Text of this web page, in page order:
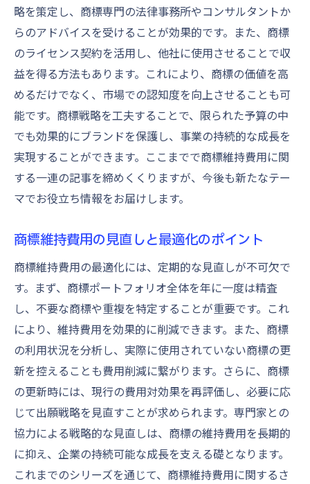
略を策定し、商標専門の法律事務所やコンサルタントか
らのアドバイスを受けることが効果的です。また、商標
のライセンス契約を活用し、他社に使用させることで収
益を得る方法もあります。これにより、商標の価値を高
めるだけでなく、市場での認知度を向上させることも可
能です。商標戦略を工夫することで、限られた予算の中
でも効果的にブランドを保護し、事業の持続的な成長を
実現することができます。ここまでで商標維持費用に関
する一連の記事を締めくくりますが、今後も新たなテー
マでお役立ち情報をお届けします。
商標維持費用の見直しと最適化のポイント
商標維持費用の最適化には、定期的な見直しが不可欠で
す。まず、商標ポートフォリオ全体を年に一度は精査
し、不要な商標や重複を特定することが重要です。これ
により、維持費用を効果的に削減できます。また、商標
の利用状況を分析し、実際に使用されていない商標の更
新を控えることも費用削減に繋がります。さらに、商標
の更新時には、現行の費用対効果を再評価し、必要に応
じて出願戦略を見直すことが求められます。専門家との
協力による戦略的な見直しは、商標の維持費用を長期的
に抑え、企業の持続可能な成長を支える礎となります。
これまでのシリーズを通じて、商標維持費用に関するさ